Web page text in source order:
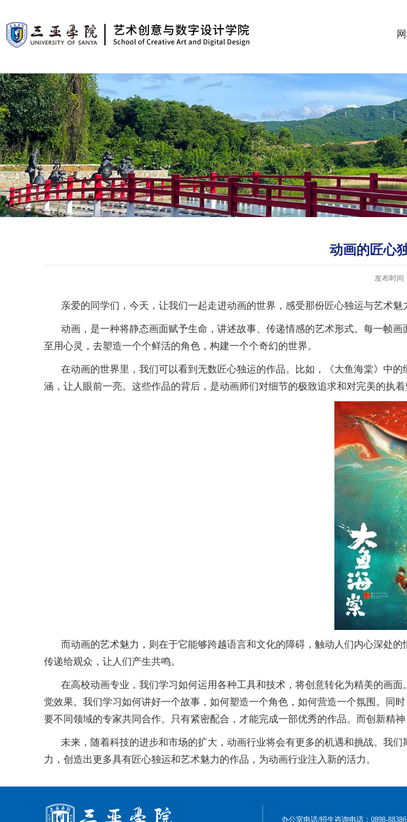
动画的匠心
发布时间
亲爱的同学们，今天，让我们一起走进动画的世界，感受那份匠心独运与艺术魅
动画，是一种将静态画面赋予生命，讲述故事、传递情感的艺术形式。每一帧
至用心灵，去塑造一个个鲜活的角色，构建一个个奇幻的世界。
在动画的世界里，我们可以看到无数匠心独运的作品。比如，《大鱼海棠》中
涵，让人眼前一亮。这些作品的背后，是动画师们对细节的极致追求和对完美的执着
而动画的艺术魅力，则在于它能够跨越语言和文化的障碍，触动人们内心深处
传递给观众，让人们产生共鸣。
在高校动画专业，我们学习如何运用各种工具和技术，将创意转化为精美的画
觉效果。我们学习如何讲好一个故事，如何塑造一个角色，如何营造一个氛围。同
要不同领域的专家共同合作。只有紧密配合，才能完成一部优秀的作品。而创新精
未来，随着科技的进步和市场的扩大，动画行业将会有更多的机遇和挑战。我
力，创造出更多具有匠心独运和艺术魅力的作品，为动画行业注入新的活力。
办公室电话/招生咨询电话：0898-